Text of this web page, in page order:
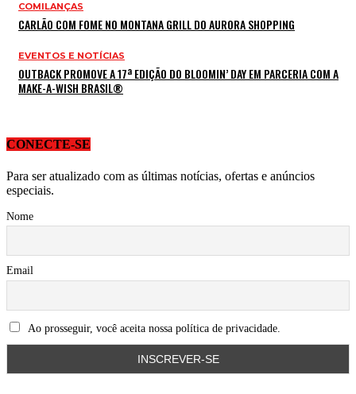
COMILANÇAS
CARLÃO COM FOME NO MONTANA GRILL DO AURORA SHOPPING
EVENTOS E NOTÍCIAS
OUTBACK PROMOVE A 17ª EDIÇÃO DO BLOOMIN’ DAY EM PARCERIA COM A
MAKE-A-WISH BRASIL®
CONECTE-SE
Para ser atualizado com as últimas notícias, ofertas e anúncios
especiais.
Nome
Email
Ao prosseguir, você aceita nossa política de privacidade.